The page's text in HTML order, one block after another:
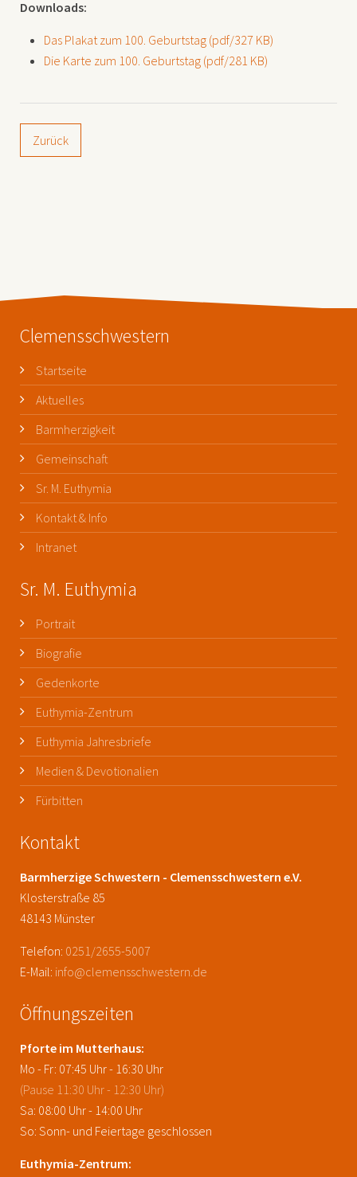
Downloads:
Das Plakat zum 100. Geburtstag (pdf/327 KB)
Die Karte zum 100. Geburtstag (pdf/281 KB)
Zurück
Clemensschwestern
Startseite
Aktuelles
Barmherzigkeit
Gemeinschaft
Sr. M. Euthymia
Kontakt & Info
Intranet
Sr. M. Euthymia
Portrait
Biografie
Gedenkorte
Euthymia-Zentrum
Euthymia Jahresbriefe
Medien & Devotionalien
Fürbitten
Kontakt
Barmherzige Schwestern - Clemensschwestern e.V.
Klosterstraße 85
48143 Münster
Telefon: 0251/2655-5007
E-Mail: info@clemensschwestern.de
Öffnungszeiten
Pforte im Mutterhaus:
Mo - Fr: 07:45 Uhr - 16:30 Uhr
(Pause 11:30 Uhr - 12:30 Uhr)
Sa: 08:00 Uhr - 14:00 Uhr
So: Sonn- und Feiertage geschlossen
Euthymia-Zentrum: